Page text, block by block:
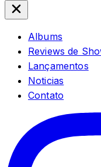
Albums
Reviews de
Lançamentos
Noticias
Contato